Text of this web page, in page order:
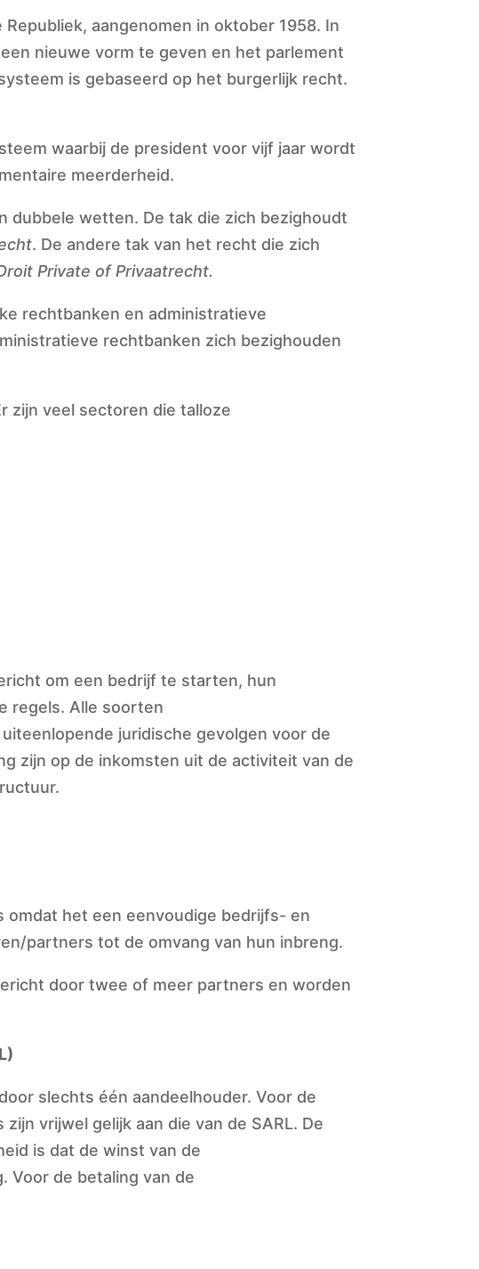
aangenomen in oktober 1958. In
nieuwe vorm te geven en het parlement
is gebaseerd op het burgerlijk recht.
waarbij de president voor vijf jaar wordt
meerderheid.
dubbele wetten. De tak die zich bezighoudt
. De andere tak van het recht die zich
Private of Privaatrecht.
rechtbanken en administratieve
rechtbanken zich bezighouden
zijn veel sectoren die talloze
om een bedrijf te starten, hun
regels. Alle soorten
juridische gevolgen voor de
zijn op de inkomsten uit de activiteit van de
omdat het een eenvoudige bedrijfs- en
partners tot de omvang van hun inbreng.
door twee of meer partners en worden
slechts één aandeelhouder. Voor de
vrijwel gelijk aan die van de SARL. De
is dat de winst van de
Voor de betaling van de